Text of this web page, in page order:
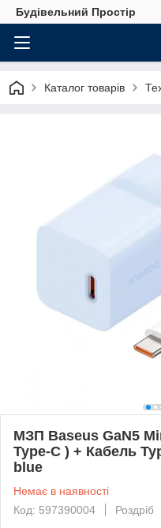
Будівельний Простір
Каталог товарів
МЗП Baseus GaN5
Type-C ) + Кабель
blue
Немає в наявності
Код: 597390004
Роздріб